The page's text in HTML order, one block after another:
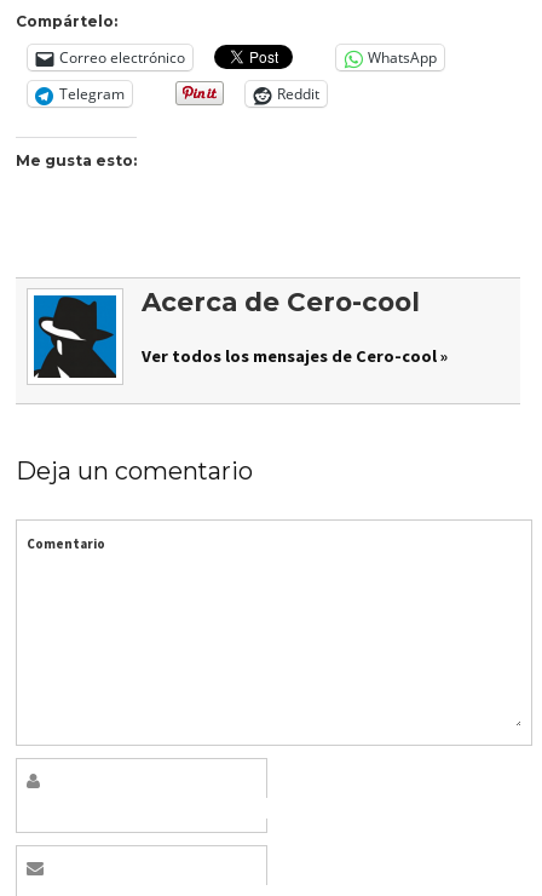
Compártelo:
Correo electrónico
WhatsApp
Telegram
Reddit
Me gusta esto:
Acerca de Cero-cool
Ver todos los mensajes de Cero-cool »
Deja un comentario
Comentario